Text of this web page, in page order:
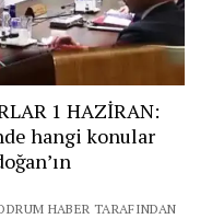
1 HAZİRAN:
hangi konular
HABER TARAFINDAN